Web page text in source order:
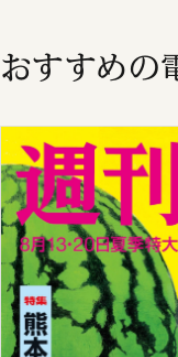
おすすめの